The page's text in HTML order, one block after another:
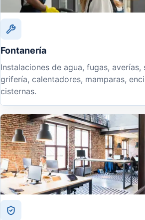
Fontanería
Instalaciones de agua, fugas, averías,
grifería, calentadores, mamparas,
cisternas.